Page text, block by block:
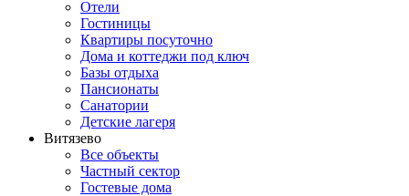
Отели
Гостиницы
Квартиры посуточно
Дома и коттеджи под ключ
Базы отдыха
Пансионаты
Санатории
Детские лагеря
Витязево
Все объекты
Частный сектор
Гостевые дома